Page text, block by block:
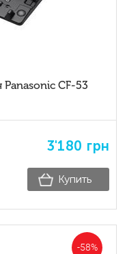
Panasonic CF-53
3'180 грн
Купить
-58%